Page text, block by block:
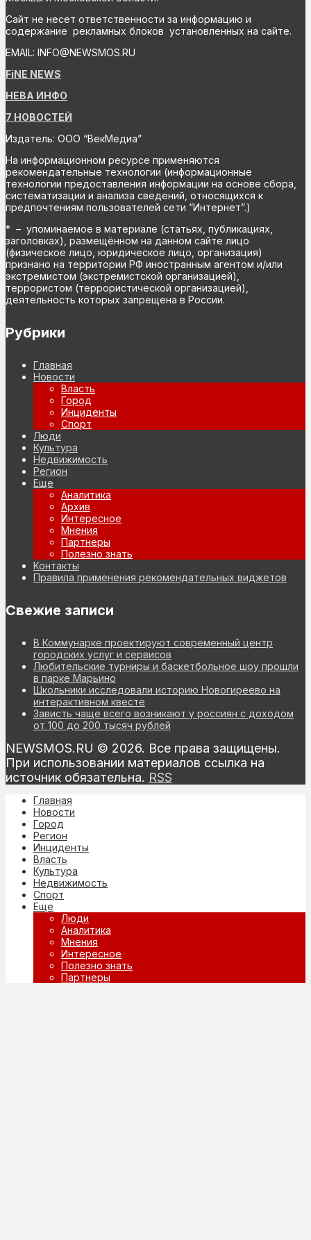
Сайт не несет ответственности за информацию и
содержание рекламных блоков установленных на сайте.
EMAIL: INFO@NEWSMOS.RU
FiNE NEWS
НЕВА ИНФО
7 НОВОСТЕЙ
Издатель: ООО “ВекМедиа”
На информационном ресурсе применяются
рекомендательные технологии (информационные
технологии предоставления информации на основе сбора,
систематизации и анализа сведений, относящихся к
предпочтениям пользователей сети “Интернет”.)
* – упоминаемое в материале (статьях, публикациях,
заголовках), размещённом на данном сайте лицо
(физическое лицо, юридическое лицо, организация)
признано на территории РФ иностранным агентом и/или
экстремистом (экстремистской организацией),
террористом (террористической организацией),
деятельность которых запрещена в России.
Рубрики
Главная
Новости
Власть
Город
Инциденты
Спорт
Люди
Культура
Недвижимость
Регион
Еще
Аналитика
Архив
Интересное
Мнения
Партнеры
Полезно знать
Контакты
Правила применения рекомендательных виджетов
Свежие записи
В Коммунарке проектируют современный центр
городских услуг и сервисов
Любительские турниры и баскетбольное шоу прошли
в парке Марьино
Школьники исследовали историю Новогиреево на
интерактивном квесте
Зависть чаще всего возникают у россиян с доходом
от 100 до 200 тысяч рублей
NEWSMOS.RU © 2026. Все права защищены.
При использовании материалов ссылка на
источник обязательна. RSS
Главная
Новости
Город
Регион
Инциденты
Власть
Культура
Недвижимость
Спорт
Еще
Люди
Аналитика
Мнения
Интересное
Полезно знать
Партнеры